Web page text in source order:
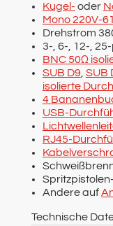
Kugel- oder
Mono 220V-
Drehstrom
3-, 6-, 12-,
BNC 50Ω
SUB D9, SUB
isolierte
4
USB-
RJ45-
Andere auf
Technische